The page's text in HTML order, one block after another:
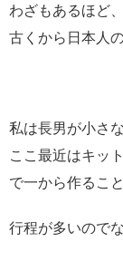
わざもあるほど、
古くから日本人
私は長男が小さ
ここ最近はキッ
で一から作るこ
行程が多いので